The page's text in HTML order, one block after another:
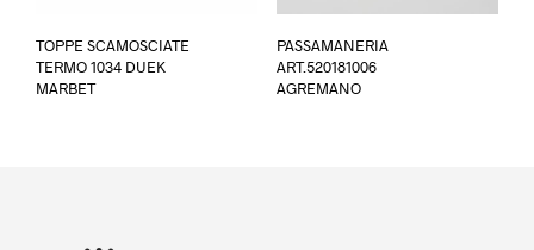
TOPPE SCAMOSCIATE
TERMO 1034 DUEK
MARBET
prodotto
più
PASSAMANERIA
ART.520181006
AGREMANO